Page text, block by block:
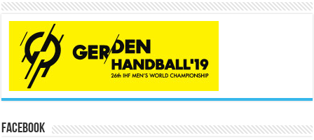
Facebook